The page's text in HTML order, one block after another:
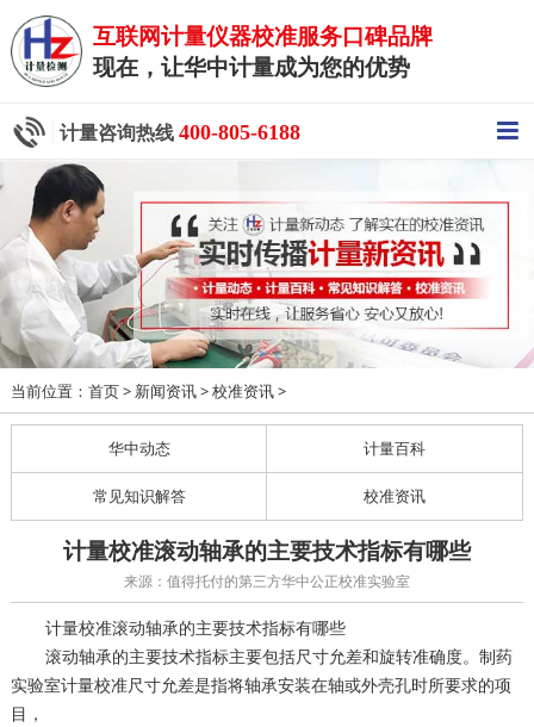
互联网计量仪器校准服务口碑品牌
现在，让华中计量成为您的优势
计量咨询热线 400-805-6188
当前位置： 首页> 新闻资讯> 校准资讯>
华中动态 计量百科
常见知识解答 校准资讯
计量校准滚动轴承的主要技术指标有哪些
来源：值得托付的第三方华中公正校准实验室
计量校准滚动轴承的主要技术指标有哪些
滚动轴承的主要技术指标主要包括尺寸允差和旋转准确度。 制药
实验室计量校准尺寸允差是指将轴承安装在轴或外壳孔时所要求的项
目，